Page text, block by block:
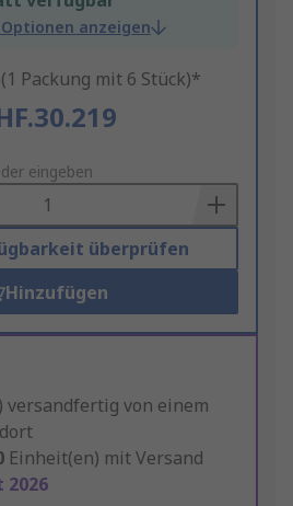
anzeigen
Packung mit 6 Stück)*
eingeben
überprüfen
Hinzufügen
versandfertig von einem
Einheit(en) mit Versand
2026